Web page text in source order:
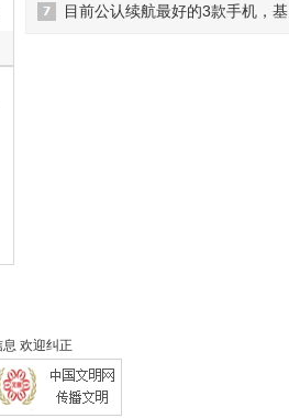
目前公认续航最好的3款手机，基
欢迎纠正